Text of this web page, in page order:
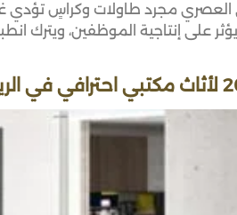
العصري مجرد طاولات وكراسٍ تؤدي
إنتاجية الموظفين، ويترك